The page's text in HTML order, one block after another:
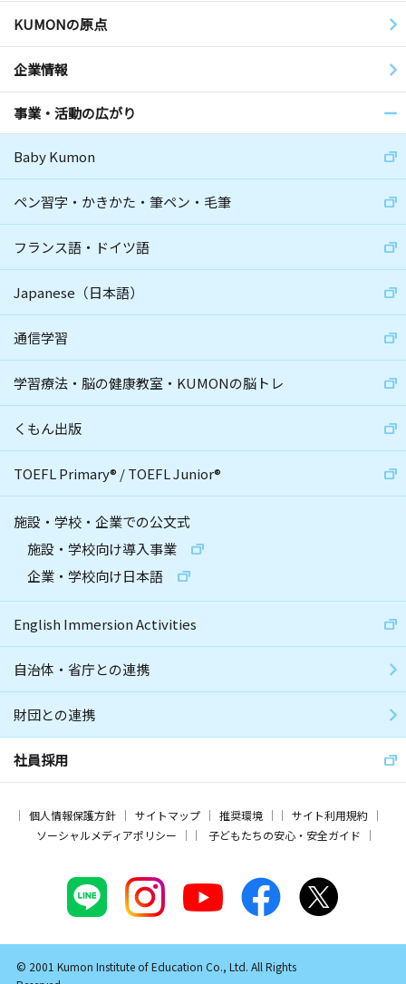
KUMONの原点
企業情報
事業・活動の広がり
Baby Kumon
ペン習字・かきかた・筆ペン・毛筆
フランス語・ドイツ語
Japanese（日本語）
通信学習
学習療法・脳の健康教室・KUMONの脳トレ
くもん出版
TOEFL Primary® /TOEFL Junior®
施設・学校・企業での公文式
施設・学校向け導入事業
企業・学校向け日本語
English Immersion Activities
自治体・省庁との連携
財団との連携
社員採用
個人情報保護方針 サイトマップ 推奨環境
サイト利用規約
ソーシャルメディアポリシー
子どもたちの安心・安全ガイド
© 2001 Kumon Institute of Education Co., Ltd. All Rights